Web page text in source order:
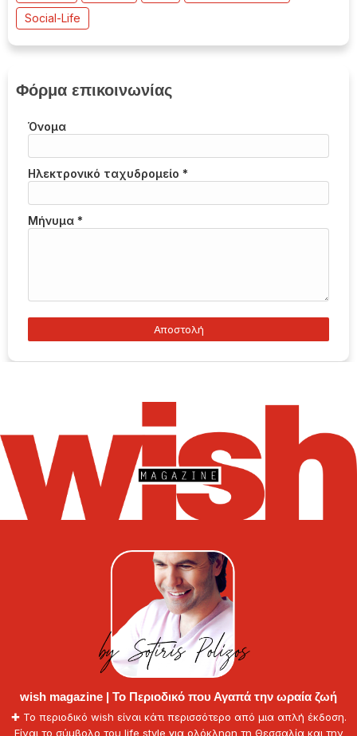
Social-Life
Φόρμα επικοινωνίας
Όνομα
Ηλεκτρονικό ταχυδρομείο *
Μήνυμα *
wish magazine | Το Περιοδικό που Αγαπά την ωραία ζωή
✚ Το περιοδικό wish είναι κάτι περισσότερο από μια απλή έκδοση.
Είναι το σύμβολο του life style για ολόκληρη τη Θεσσαλία και την